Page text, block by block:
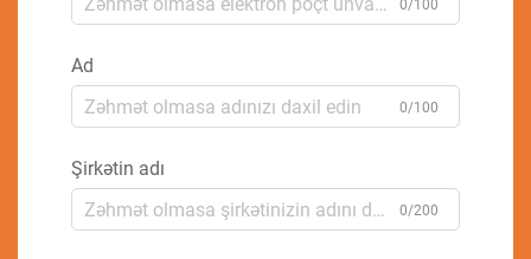
0/100
Ad
0/100
Şirkətin adı
0/200